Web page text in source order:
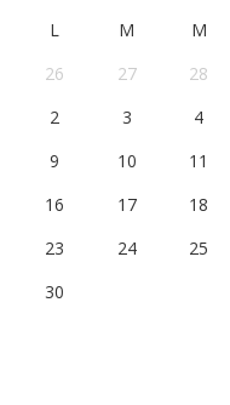
L M M
26
27 28
2
3 4
9
10 11
16
17 18
23
24 25
30